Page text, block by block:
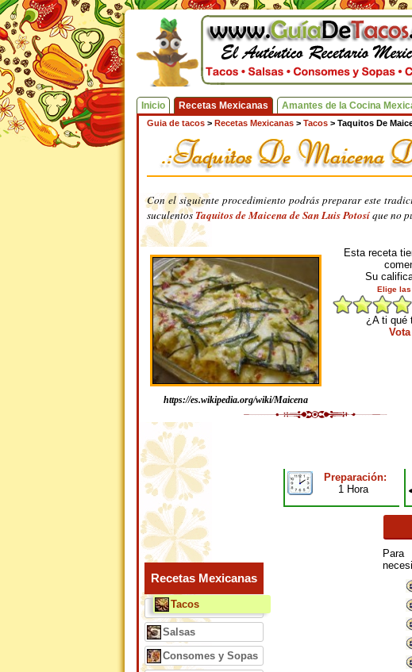
Inicio Recetas Mexicanas Amantes de la Cocina
Guia de tacos > Recetas Mexicanas > Tacos > Taquitos De
Con el siguiente procedimiento podrás preparar este
suculentosTaquitos de Maicena de San Luis Potosíque no
https://es.wikipedia.org/wiki/Maicena
Esta receta
Su
Elige
¿A ti qué
Preparación:
1 Hora
Para
Recetas Mexicanas
Tacos
Salsas
Consomes y Sopas